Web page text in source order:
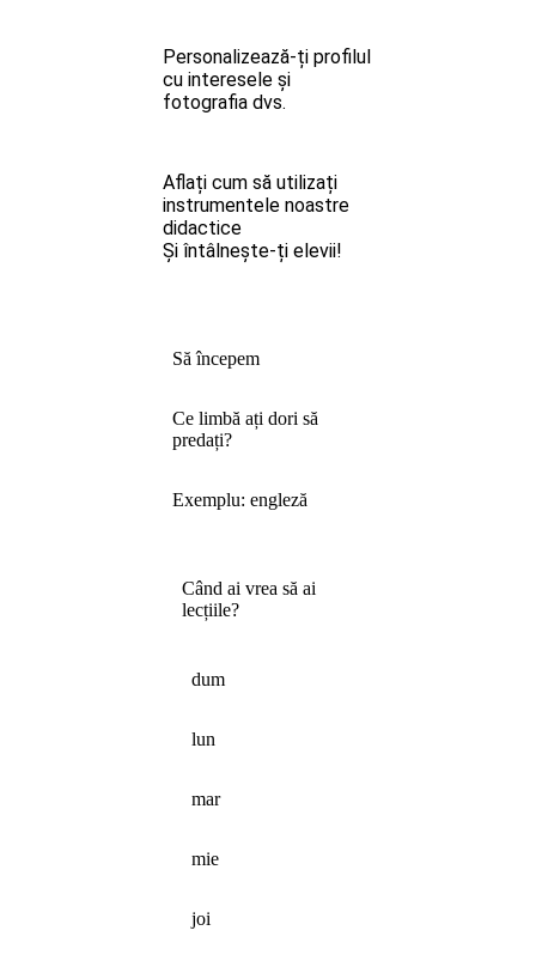
Personalizează-ți profilul
cu interesele și
fotografia dvs.
Aflați cum să utilizați
instrumentele noastre
didactice
Și întâlnește-ți elevii!
Să începem
Ce limbă ați dori să
predați?
Exemplu: engleză
Când ai vrea să ai
lecțiile?
dum
lun
mar
mie
joi